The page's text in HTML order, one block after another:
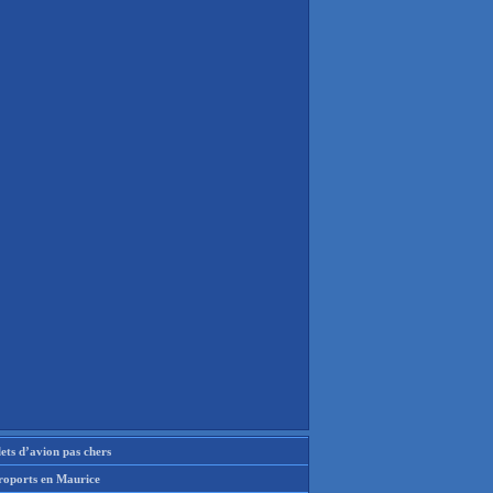
d’avion pas chers
en Maurice